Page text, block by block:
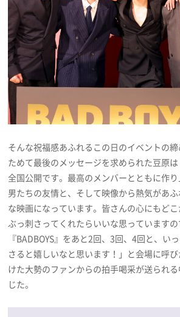
そんな祝福感あふれるこの日のイベントの
ためて最後のメッセージを求められた豆原
全国公開です。最高のメンバーとともに作
男たちの友情と、そして映像から熱気があ
な映画になっています。皆さんの心にもど
ぶっ刺さってくれたらいいな思っています
『BADBOYS』をあと2回、3回、4回と、い
さると嬉しいなと思います！」と会場に呼
けた大勢のファンからの拍手喝采が送られ
じた。